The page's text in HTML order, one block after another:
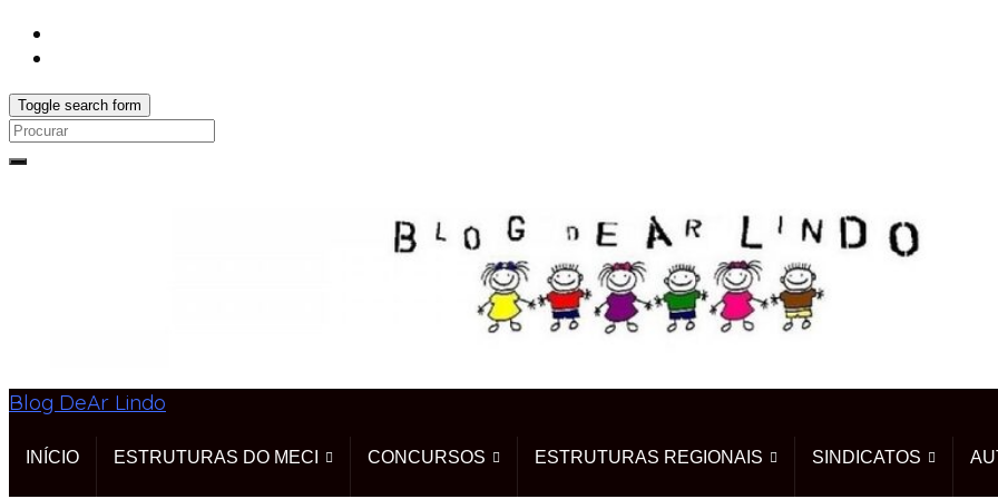
Toggle search form
Search
Blog DeAr Lindo
INÍCIO ESTRUTURAS DO MECI CONCURSOS ESTRUTURAS REGIONAIS SINDICATOS